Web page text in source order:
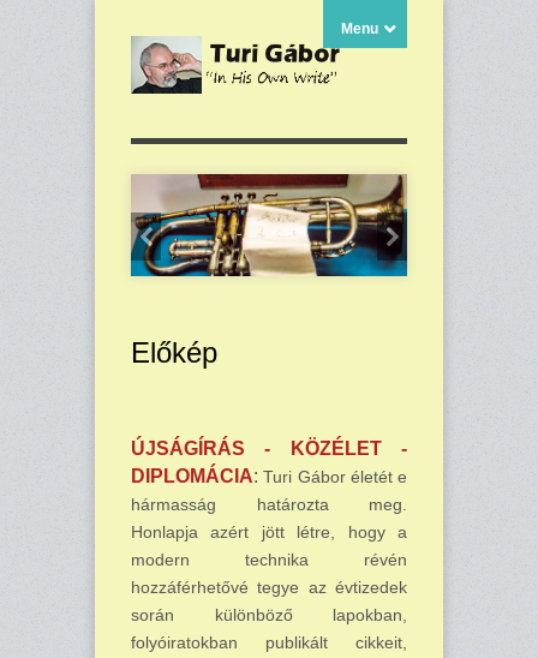
Menu
Előkép
ÚJSÁGÍRÁS -
KÖZÉLET -
DIPLOMÁCIA: Turi Gábor életét e
hármasság határozta meg.
Honlapja azért jött létre, hogy a
modern technika révén
hozzáférhetővé tegye az évtizedek
során különböző lapokban,
folyóiratokban publikált cikkeit,